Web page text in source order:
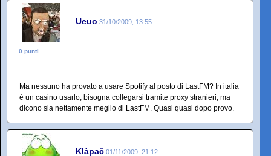
Ueuo 31/10/2009, 13:55
0 punti
Ma nessuno ha provato a usare Spotify al posto di LastFM? In italia
è un casino usarlo, bisogna collegarsi tramite proxy stranieri, ma
dicono sia nettamente meglio di LastFM. Quasi quasi dopo provo.
Klàpač 01/11/2009, 21:12